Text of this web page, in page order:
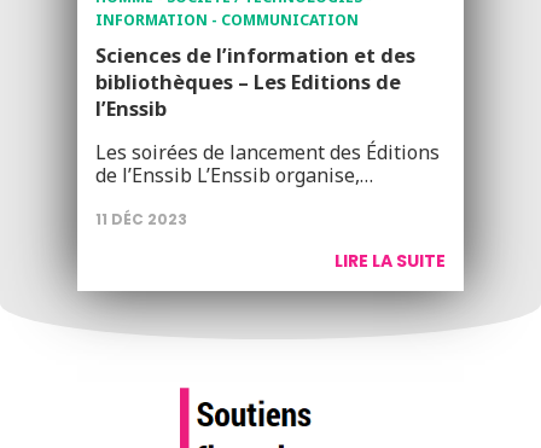
INFORMATION - COMMUNICATION
Sciences de l’information et des
bibliothèques – Les Editions de
l’Enssib
Les soirées de lancement des Éditions
de l’Enssib L’Enssib organise,…
11 DÉC 2023
LIRE LA SUITE